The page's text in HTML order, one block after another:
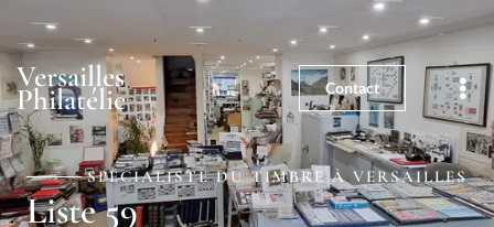
5, rue de la Paroisse - 78000
Versailles
Versailles
Philatélie Contact
SPÉCIALISTE DU TIMBRE À VERSAILLES
Liste 59